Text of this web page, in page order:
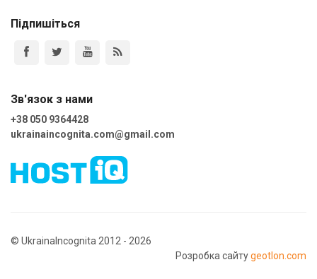
Підпишіться
Зв'язок з нами
+38 050 9364428
ukrainaincognita.com@gmail.com
© UkrainaIncognita 2012 - 2026
Розробка сайтуgeotlon.com